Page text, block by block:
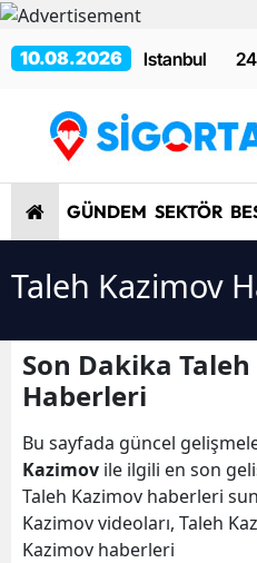
10.08.2026 24
GÜNDEM SEKTÖR
Taleh Kazimov
Son Dakika
Haberleri
Bu sayfada güncel
Kazimov ile ilgili en son
Taleh Kazimov haberleri
Kazimov videoları, Taleh
Kazimov haberleri